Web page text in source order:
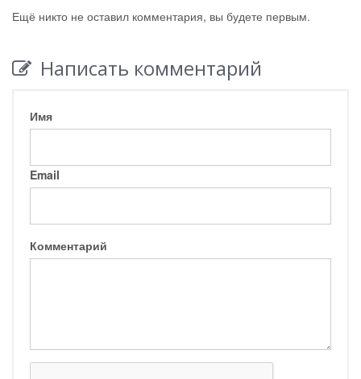
Ещё никто не оставил комментария, вы будете первым.
Написать комментарий
Имя
Email
Комментарий